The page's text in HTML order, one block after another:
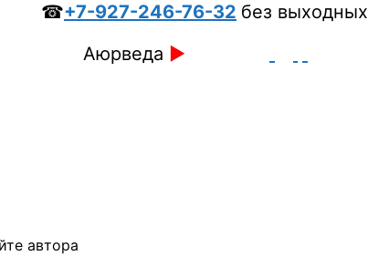
☎+7-927-246-76-32 без выходных
Аюрведа ►
автора